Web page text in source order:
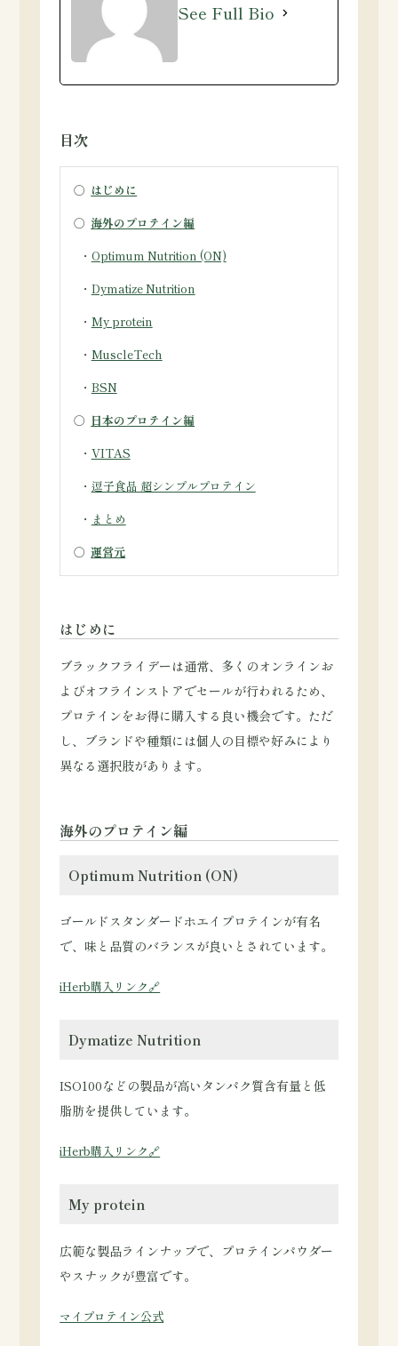
See Full Bio
目次
○ はじめに
○ 海外のプロテイン編
・ Optimum Nutrition (ON)
・ Dymatize Nutrition
・ My protein
・ MuscleTech
・ BSN
○ 日本のプロテイン編
・ VITAS
・ 逗子食品 超シンプルプロテイン
・ まとめ
○運営元
はじめに
ブラックフライデーは通常、多くのオンラインお
よびオフラインストアでセールが行われるため、
プロテインをお得に購入する良い機会です。ただ
し、ブランドや種類には個人の目標や好みにより
異なる選択肢があります。
海外のプロテイン編
Optimum Nutrition (ON)
ゴールドスタンダードホエイプロテインが有名
で、味と品質のバランスが良いとされています。
iHerb購入リンク🔗
Dymatize Nutrition
ISO100などの製品が高いタンパク質含有量と低
脂肪を提供しています。
iHerb購入リンク🔗
My protein
広範な製品ラインナップで、プロテインパウダー
やスナックが豊富です。
マイプロテイン公式